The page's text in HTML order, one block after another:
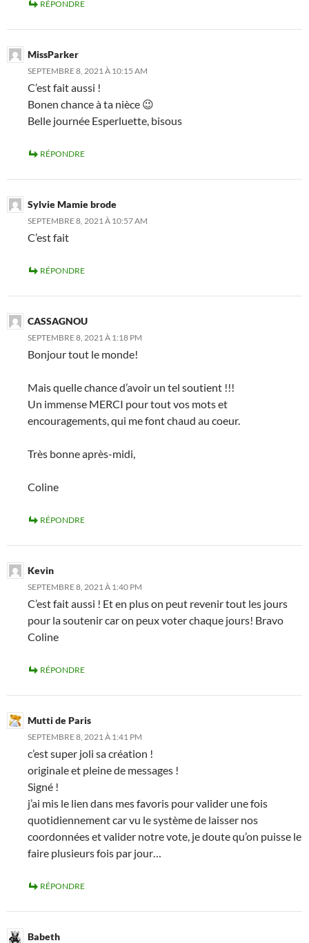
RÉPONDRE
MissParker
SEPTEMBRE 8, 2021 À 10:15 AM
C’est fait aussi !
Bonen chance à ta nièce 😉
Belle journée Esperluette, bisous
RÉPONDRE
Sylvie Mamie brode
SEPTEMBRE 8, 2021 À 10:57 AM
C’est fait
RÉPONDRE
CASSAGNOU
SEPTEMBRE 8, 2021 À 1:18 PM
Bonjour tout le monde!
Mais quelle chance d’avoir un tel soutient !!!
Un immense MERCI pour tout vos mots et
encouragements, qui me font chaud au coeur.
Très bonne après-midi,
Coline
RÉPONDRE
Kevin
SEPTEMBRE 8, 2021 À 1:40 PM
C’est fait aussi ! Et en plus on peut revenir tout les jours
pour la soutenir car on peux voter chaque jours! Bravo
Coline
RÉPONDRE
Mutti de Paris
SEPTEMBRE 8, 2021 À 1:41 PM
c’est super joli sa création !
originale et pleine de messages !
Signé !
j’ai mis le lien dans mes favoris pour valider une fois
quotidiennement car vu le système de laisser nos
coordonnées et valider notre vote, je doute qu’on puisse le
faire plusieurs fois par jour…
RÉPONDRE
Babeth